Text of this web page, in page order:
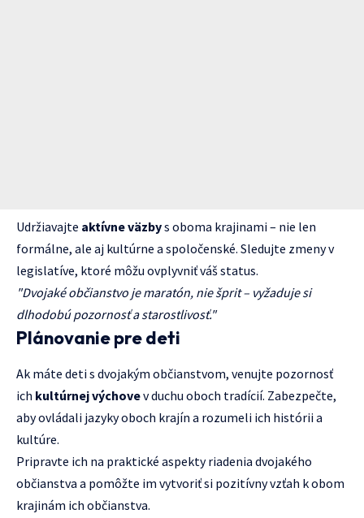
Udržiavajte aktívne väzbys oboma krajinami – nie len
formálne, ale aj kultúrne a spoločenské. Sledujte zmeny v
legislatíve, ktoré môžu ovplyvniť váš status.
"Dvojaké občianstvo je maratón, nie šprit – vyžaduje si
dlhodobú pozornosť a starostlivosť."
Plánovanie pre deti
Ak máte deti s dvojakým občianstvom, venujte pozornosť
ich kultúrnej výchovev duchu oboch tradícií. Zabezpečte,
aby ovládali jazyky oboch krajín a rozumeli ich histórii a
kultúre.
Pripravte ich na praktické aspekty riadenia dvojakého
občianstva a pomôžte im vytvoriť si pozitívny vzťah k obom
krajinám ich občianstva.